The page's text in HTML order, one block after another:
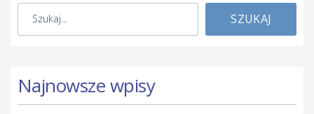
SZUKAJ
Najnowsze wpisy